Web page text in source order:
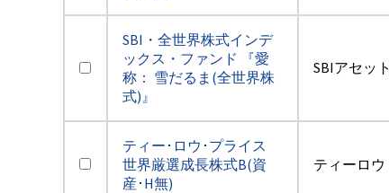
SBI・全世界株式インデ
ックス・ファンド 『愛
称： 雪だるま(全世界株
式)』
SBIアセット
ティー･ロウ･プライス
世界厳選成長株式B(資
産･H無)
ティーロウ